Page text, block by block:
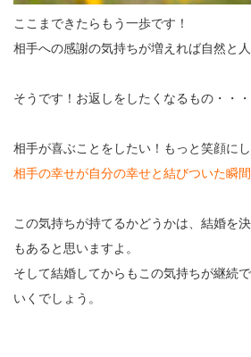
ここまできたらもう一歩です！
相手への感謝の気持ちが増えれば自然と人
そうです！お返しをしたくなるもの・・
相手が喜ぶことをしたい！もっと笑顔にし
相手の幸せが自分の幸せと結びついた瞬間
この気持ちが持てるかどうかは、結婚を
もあると思いますよ。
そして結婚してからもこの気持ちが継続
いくでしょう。